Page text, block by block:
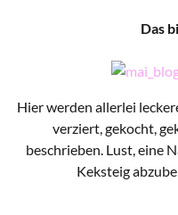
Das
Hier werden allerlei
verziert, gekocht,
beschrieben. Lust, eine
Keksteig